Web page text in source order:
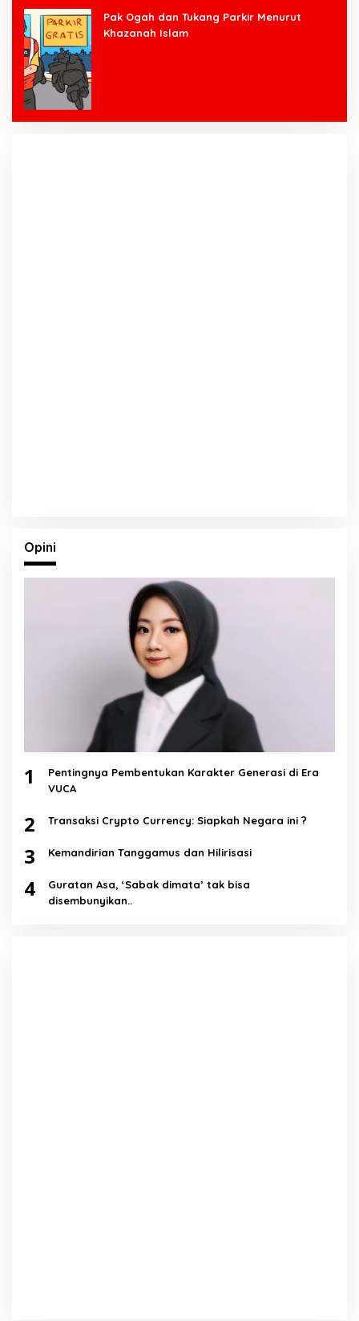
Pak Ogah dan Tukang Parkir Menurut
Khazanah Islam
Opini
1
Pentingnya Pembentukan Karakter Generasi di Era
VUCA
2 Transaksi Crypto Currency: Siapkah Negara ini ?
3 Kemandirian Tanggamus dan Hilirisasi
4
Guratan Asa, ‘Sabak dimata’ tak bisa
disembunyikan..